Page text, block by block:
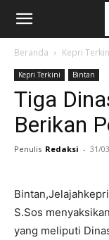
Beranda Kepri
Kepri Terkini Bintan
Tiga
Berikan
Penulis Redaksi - 31/
S.Sos
yang meliputi